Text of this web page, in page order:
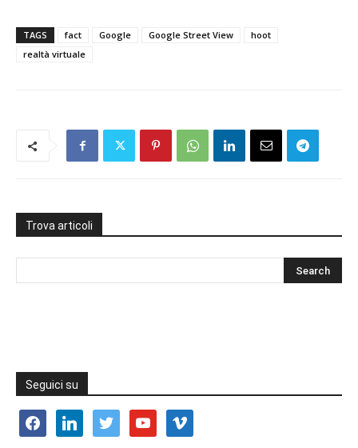
TAGS fact Google Google Street View
hoot
realtà virtuale
Trova articoli
Seguici su
facebooklinkedin twitter youtube vimeo